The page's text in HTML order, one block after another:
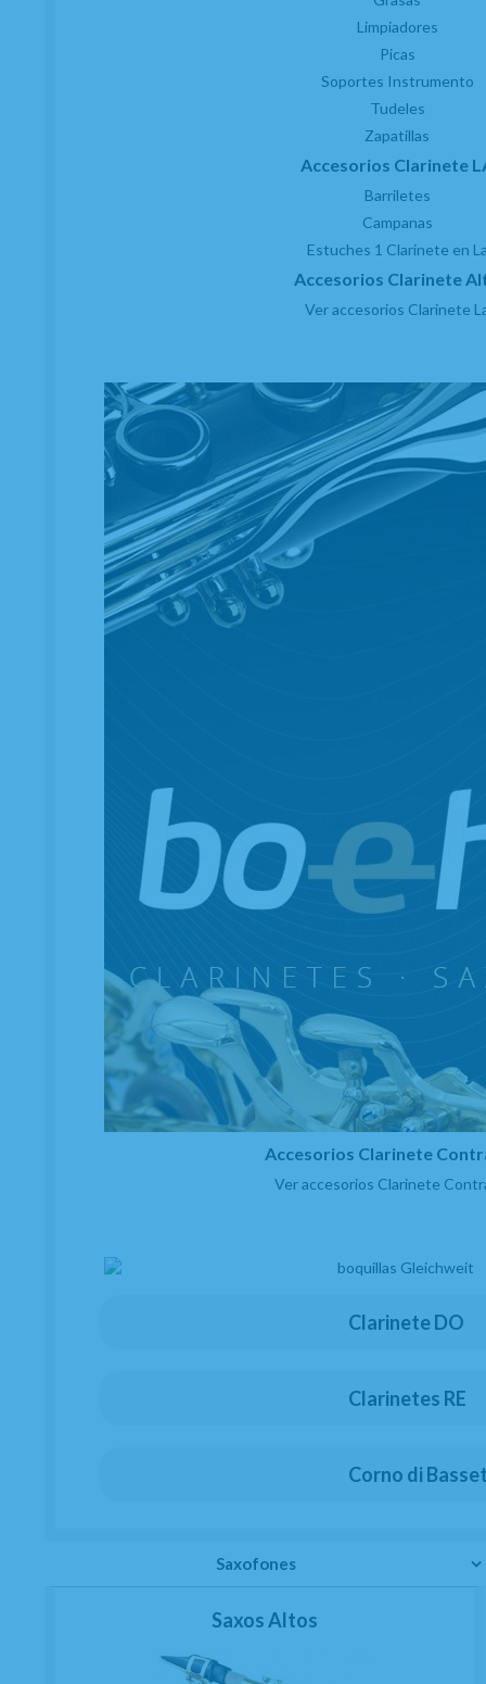
Limpiadores
Picas
Soportes Instrumento
Tudeles
Zapatillas
Accesorios Clarinete
Barriletes
Campanas
Estuches 1 Clarinete en
Accesorios Clarinete
Ver accesorios Clarinete
Accesorios Clarinete
Ver accesorios Clarinete
Clarinete DO
Clarinetes RE
Corno di
Saxofones
Saxos Altos
Estuche Guardacañas Clarinete Sib/ Mib 8 Cañas
33,37€
AÑADIR A CESTA
Suscríbete y disfruta de ventajas y
exclusivas
Sé el primero en recibir las novedades y disfruta de
He leído y acepto elenvío de publicidad
C/ Maria Llacer 8 Bajo - 46007 Valencia
info@atelierdecelia.com
Reacondicionados (2
Km 0
Contacto